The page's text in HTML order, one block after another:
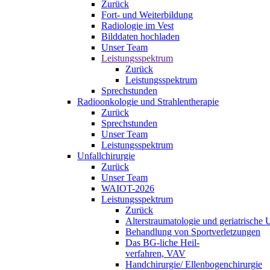
Zurück
Fort- und Weiterbildung
Radiologie im Vest
Bilddaten hochladen
Unser Team
Leistungsspektrum
Zurück
Leistungsspektrum
Sprechstunden
Radioonkologie und Strahlentherapie
Zurück
Sprechstunden
Unser Team
Leistungsspektrum
Unfallchirurgie
Zurück
Unser Team
WAIOT-2026
Leistungsspektrum
Zurück
Alterstraumatologie und geriatrische
Behandlung von Sportverletzungen
Das BG-liche Heil-
verfahren, VAV
Handchirurgie/ Ellenbogenchirurgie